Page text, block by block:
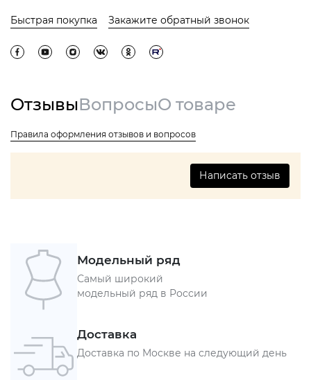
Быстрая покупка Закажите обратный звонок
ОтзывыВопросыО товаре
Правила оформления отзывов и вопросов
Написать отзыв
Модельный ряд
Самый широкий
модельный ряд в России
Доставка
Доставка по Москве на следующий день